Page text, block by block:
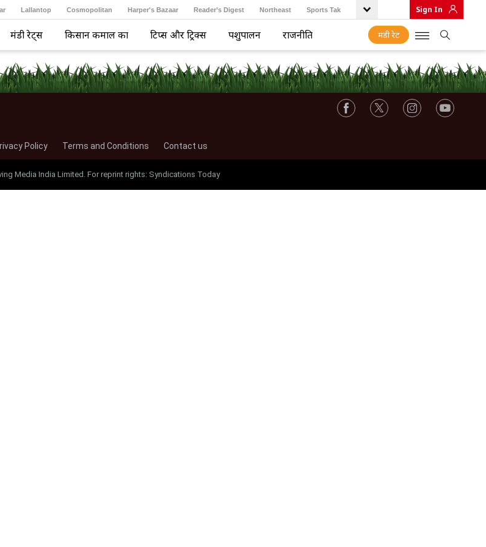
Lallantop Cosmopolitan Harper's Bazaar Reader’s Digest Northeast Sports Tak Sign In
मंडी रेट्स किसान कमाल का टिप्स और ट्रिक्स पशुपालन राजनीति मंडी रेट
Policy Terms and Conditions Contact us
Media India Limited. For reprint rights: Syndications Today